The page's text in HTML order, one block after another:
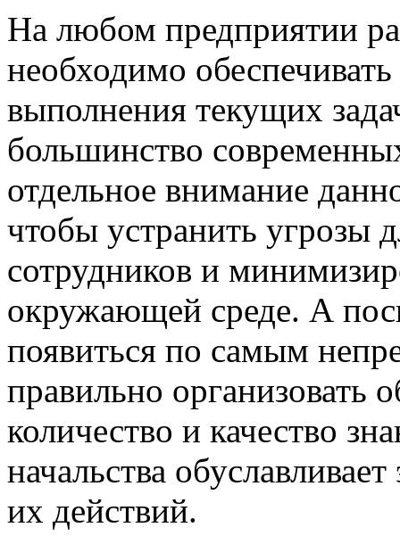
На любом предприятии
необходимо
выполнения текущих
большинство
отдельное внимание
чтобы устранить угрозы
сотрудников и
окружающей среде. А
появиться по самым
правильно организовать
количество и качество
начальства
их действий.